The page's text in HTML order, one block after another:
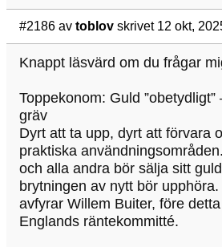
#2186 av toblov skrivet 12 okt,
Knappt läsvärd om du frågar
Toppekonom: Guld
gräv
Dyrt att ta upp, dyrt att förvara
praktiska
och alla andra bör sälja sitt
brytningen av nytt bör
avfyrar Willem Buiter, före
Englands räntekommitté.